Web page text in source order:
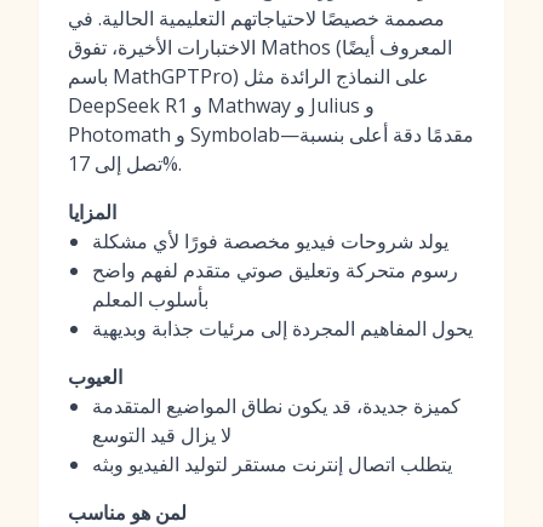
مصممة خصيصًا لاحتياجاتهم التعليمية الحالية. في
الاختبارات الأخيرة، تفوق Mathos (المعروف أيضًا
باسم MathGPTPro) على النماذج الرائدة مثل
DeepSeek R1 و Mathway و Julius و
Photomath و Symbolab—مقدمًا دقة أعلى بنسبة
تصل إلى 17%.
المزايا
يولد شروحات فيديو مخصصة فورًا لأي مشكلة
رسوم متحركة وتعليق صوتي متقدم لفهم واضح
بأسلوب المعلم
يحول المفاهيم المجردة إلى مرئيات جذابة وبديهية
العيوب
كميزة جديدة، قد يكون نطاق المواضيع المتقدمة
لا يزال قيد التوسع
يتطلب اتصال إنترنت مستقر لتوليد الفيديو وبثه
لمن هو مناسب